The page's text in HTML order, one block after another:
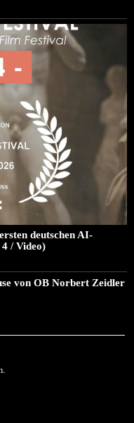
deutschen AI-
/ Video)
von OB Norbert Zeidler